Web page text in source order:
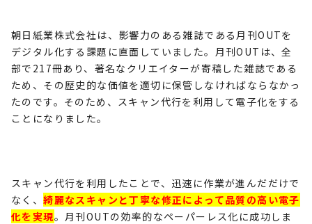
朝日紙業株式会社は、影響力のある雑誌である月刊OUTを
デジタル化する課題に直面していました。月刊OUT は、全
部で 217冊あり、著名なクリエイターが寄稿した雑誌である
ため、その歴史的な価値を適切に保管しなければならなかっ
たのです。そのため、スキャン代行を利用して電子化をする
ことになりました。
スキャン代行を利用したことで、迅速に作業が進んだだけで
なく、綺麗なスキャンと丁寧な修正によって品質の高い電子
化を実現。月刊OUTの効率的なペーパーレス化に成功しま